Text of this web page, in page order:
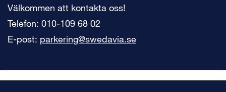
Välkommen att kontakta oss!
Telefon: 010-109 68 02
E-post: parkering@swedavia.se